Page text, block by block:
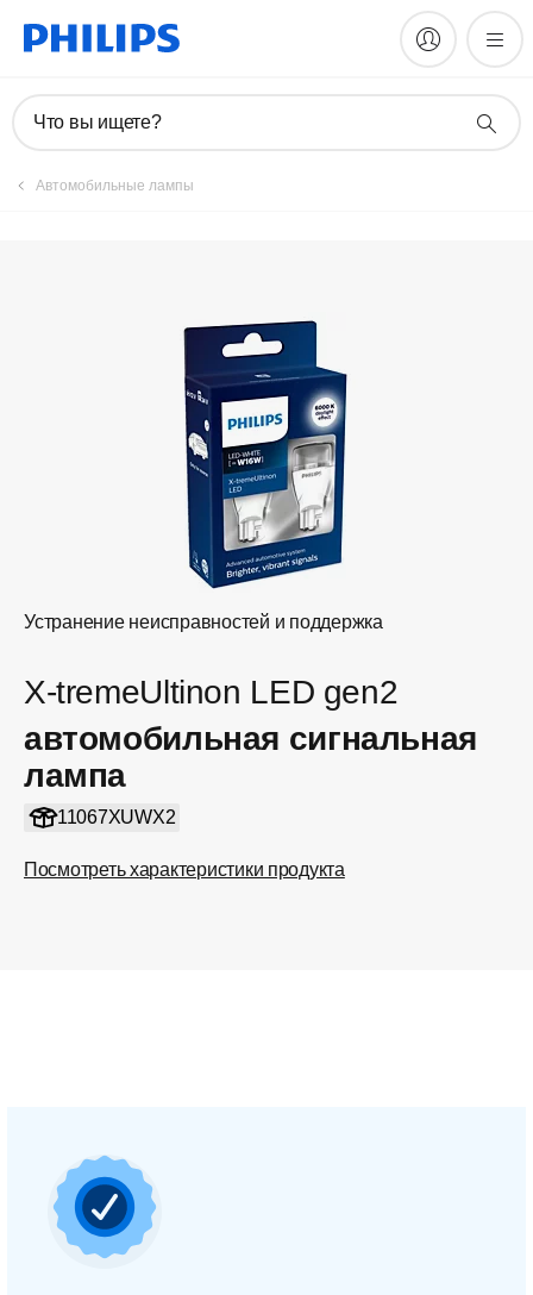
Что вы ищете?
Автомобильные лампы
Устранение неисправностей и поддержка
X-tremeUltinon LED gen2
автомобильная сигнальная
лампа
11067XUWX2
Посмотреть характеристики продукта
Зарегистрировать продукт